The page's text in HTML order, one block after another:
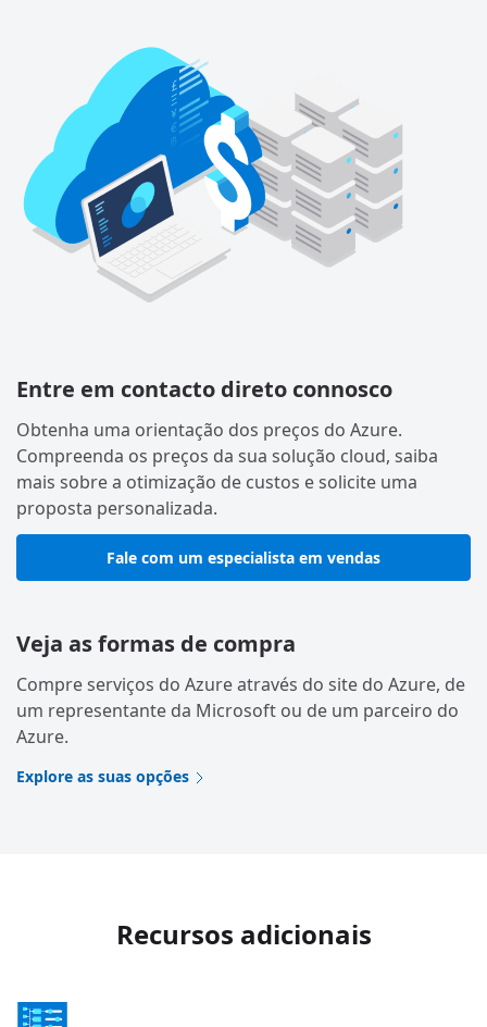
Entre em contacto direto connosco
Obtenha uma orientação dos preços do Azure.
Compreenda os preços da sua solução cloud, saiba
mais sobre a otimização de custos e solicite uma
proposta personalizada.
Fale com um especialista em vendas
Veja as formas de compra
Compre serviços do Azure através do site do Azure, de
um representante da Microsoft ou de um parceiro do
Azure.
Explore as suas opções
Recursos adicionais